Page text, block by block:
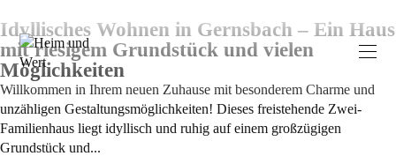
Idyllisches Wohnen in Gernsbach – Ein Haus
mit riesigem Grundstück und vielen
Möglichkeiten
Willkommen in Ihrem neuen Zuhause mit besonderem Charme und
unzähligen Gestaltungsmöglichkeiten! Dieses freistehende Zwei-
Familienhaus liegt idyllisch und ruhig auf einem großzügigen
Grundstück und...